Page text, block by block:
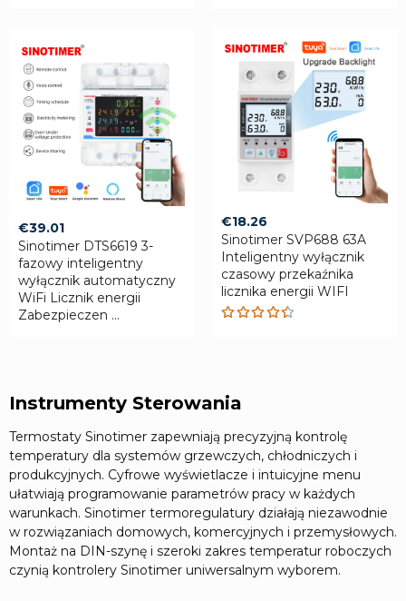
€39.01
Sinotimer DTS6619 3-
fazowy inteligentny
wyłącznik automatyczny
WiFi Licznik energii
Zabezpieczen ...
€18.26
Sinotimer SVP688 63A
Inteligentny wyłącznik
czasowy przekaźnika
licznika energii WIFI
Instrumenty Sterowania
Termostaty Sinotimer zapewniają precyzyjną kontrolę
temperatury dla systemów grzewczych, chłodniczych i
produkcyjnych. Cyfrowe wyświetlacze i intuicyjne menu
ułatwiają programowanie parametrów pracy w każdych
warunkach. Sinotimer termoregulatury działają niezawodnie
w rozwiązaniach domowych, komercyjnych i przemysłowych.
Montaż na DIN-szynę i szeroki zakres temperatur roboczych
czynią kontrolery Sinotimer uniwersalnym wyborem.